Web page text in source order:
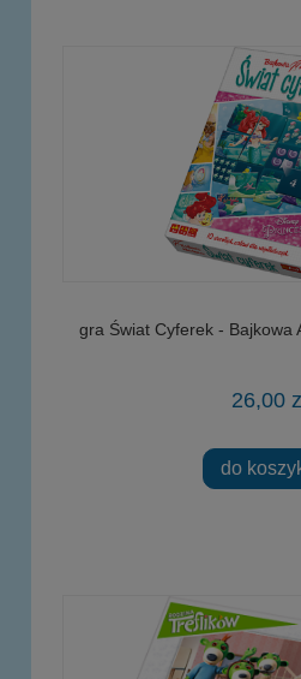
gra Świat Cyferek - Bajkowa
26,00
do